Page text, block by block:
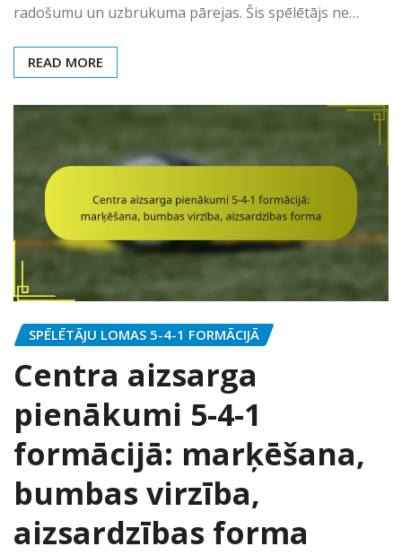
radošumu un uzbrukuma pārejas. Šis spēlētājs ne…
READ MORE
SPĒLĒTĀJU LOMAS 5-4-1 FORMĀCIJĀ
Centra aizsarga
pienākumi 5-4-1
formācijā: marķēšana,
bumbas virzība,
aizsardzības forma